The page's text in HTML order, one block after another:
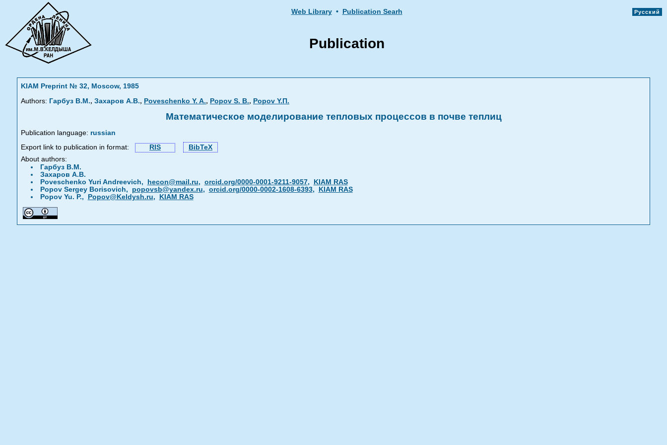
Web Library • Publication Searh Русский
Publication
KIAM Preprint № 32, Moscow, 1985
Authors: Гарбуз В.М., Захаров А.В., Poveschenko Y. A., Popov S. B., Popov Y.П.
Математическое моделирование тепловых процессов в почве теплиц
Publication language: russian
Export link to publication in format:
RIS
BibTeX
About authors:
Гарбуз В.М.
Захаров А.В.
Poveschenko Yuri Andreevich,
hecon@mail.ru, orcid.org/0000-0001-9211-9057,
KIAM RAS
Popov Sergey Borisovich, popovsb@yandex.ru, orcid.org/0000-0002-1608-6393,
KIAM RAS
Popov Yu. P.,
Popov@Keldysh.ru, KIAM RAS